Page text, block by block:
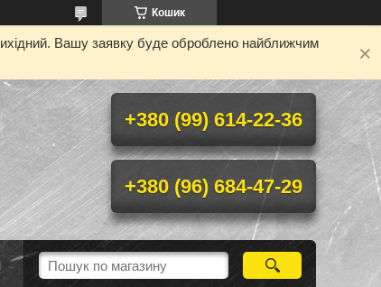
Кошик
Вашу заявку буде оброблено найближчим
+380 (99) 614-22-36
+380 (96) 684-47-29